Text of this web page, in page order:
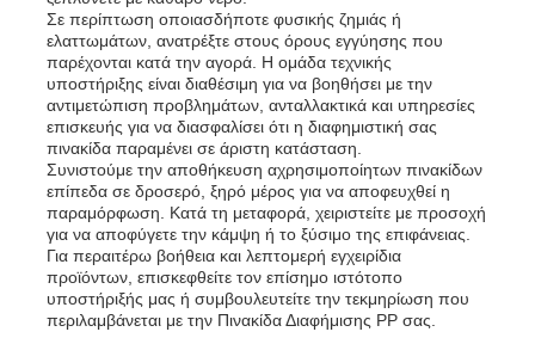
Σε περίπτωση οποιασδήποτε φυσικής ζημιάς ή
ελαττωμάτων, ανατρέξτε στους όρους εγγύησης που
παρέχονται κατά την αγορά. Η ομάδα τεχνικής
υποστήριξης είναι διαθέσιμη για να βοηθήσει με την
αντιμετώπιση προβλημάτων, ανταλλακτικά και υπηρεσίες
επισκευής για να διασφαλίσει ότι η διαφημιστική σας
πινακίδα παραμένει σε άριστη κατάσταση.
Συνιστούμε την αποθήκευση αχρησιμοποίητων πινακίδων
επίπεδα σε δροσερό, ξηρό μέρος για να αποφευχθεί η
παραμόρφωση. Κατά τη μεταφορά, χειριστείτε με προσοχή
για να αποφύγετε την κάμψη ή το ξύσιμο της επιφάνειας.
Για περαιτέρω βοήθεια και λεπτομερή εγχειρίδια
προϊόντων, επισκεφθείτε τον επίσημο ιστότοπο
υποστήριξής μας ή συμβουλευτείτε την τεκμηρίωση που
περιλαμβάνεται με την Πινακίδα Διαφήμισης PP σας.